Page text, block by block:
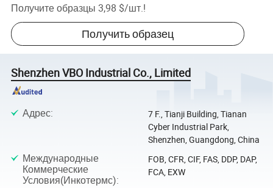
Получите образцы 3,98 $/шт.!
Получить образец
Shenzhen VBO Industrial Co., Limited
Адрес:
7 F., Tianji Building, Tianan
Cyber Industrial Park,
Shenzhen, Guangdong, China
Международные
Коммерческие
Условия(Инкотермс):
FOB, CFR, CIF, FAS, DDP, DAP,
FCA, EXW